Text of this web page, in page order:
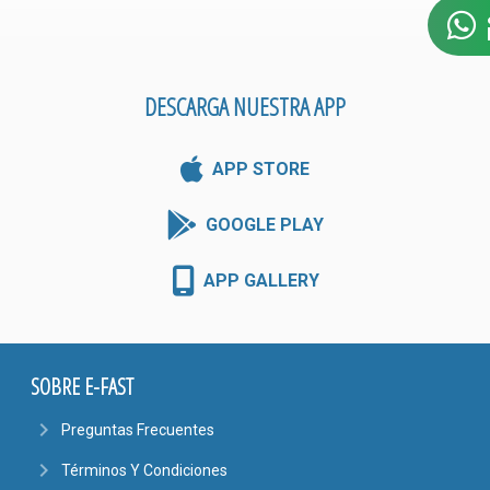
DESCARGA NUESTRA APP
APP STORE
GOOGLE PLAY
APP GALLERY
SOBRE E-FAST
navigate_next Preguntas Frecuentes
navigate_next Términos Y Condiciones